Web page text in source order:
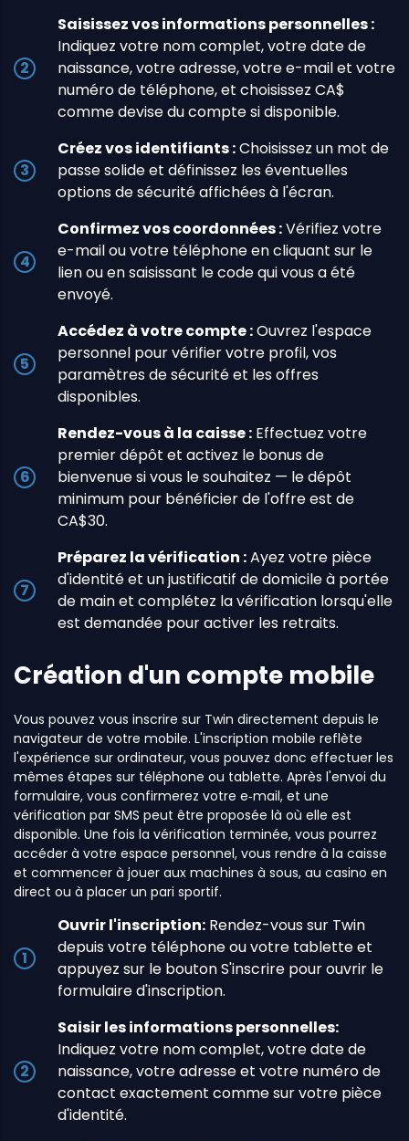
Saisissez vos informations personnelles :
Indiquez votre nom complet, votre date de
naissance, votre adresse, votre e-mail et votre
numéro de téléphone, et choisissez CA$
comme devise du compte si disponible.
Créez vos identifiants :Choisissez un mot de
passe solide et définissez les éventuelles
options de sécurité affichées à l'écran.
Confirmez vos coordonnées :Vérifiez votre
e-mail ou votre téléphone en cliquant sur le
lien ou en saisissant le code qui vous a été
envoyé.
Accédez à votre compte :Ouvrez l'espace
personnel pour vérifier votre profil, vos
paramètres de sécurité et les offres
disponibles.
Rendez-vous à la caisse : Effectuez votre
premier dépôt et activez le bonus de
bienvenue si vous le souhaitez — le dépôt
minimum pour bénéficier de l'offre est de
CA$30.
Préparez la vérification :Ayez votre pièce
d'identité et un justificatif de domicile à portée
de main et complétez la vérification lorsqu'elle
est demandée pour activer les retraits.
Création d'un compte mobile
Vous pouvez vous inscrire sur Twin directement depuis le
navigateur de votre mobile. L'inscription mobile reflète
l'expérience sur ordinateur, vous pouvez donc effectuer les
mêmes étapes sur téléphone ou tablette. Après l'envoi du
formulaire, vous confirmerez votre e‑mail, et une
vérification par SMS peut être proposée là où elle est
disponible. Une fois la vérification terminée, vous pourrez
accéder à votre espace personnel, vous rendre à la caisse
et commencer à jouer aux machines à sous, au casino en
direct ou à placer un pari sportif.
Ouvrir l'inscription: Rendez-vous sur Twin
depuis votre téléphone ou votre tablette et
appuyez sur le bouton S'inscrire pour ouvrir le
formulaire d'inscription.
Saisir les informations personnelles:
Indiquez votre nom complet, votre date de
naissance, votre adresse et votre numéro de
contact exactement comme sur votre pièce
d'identité.